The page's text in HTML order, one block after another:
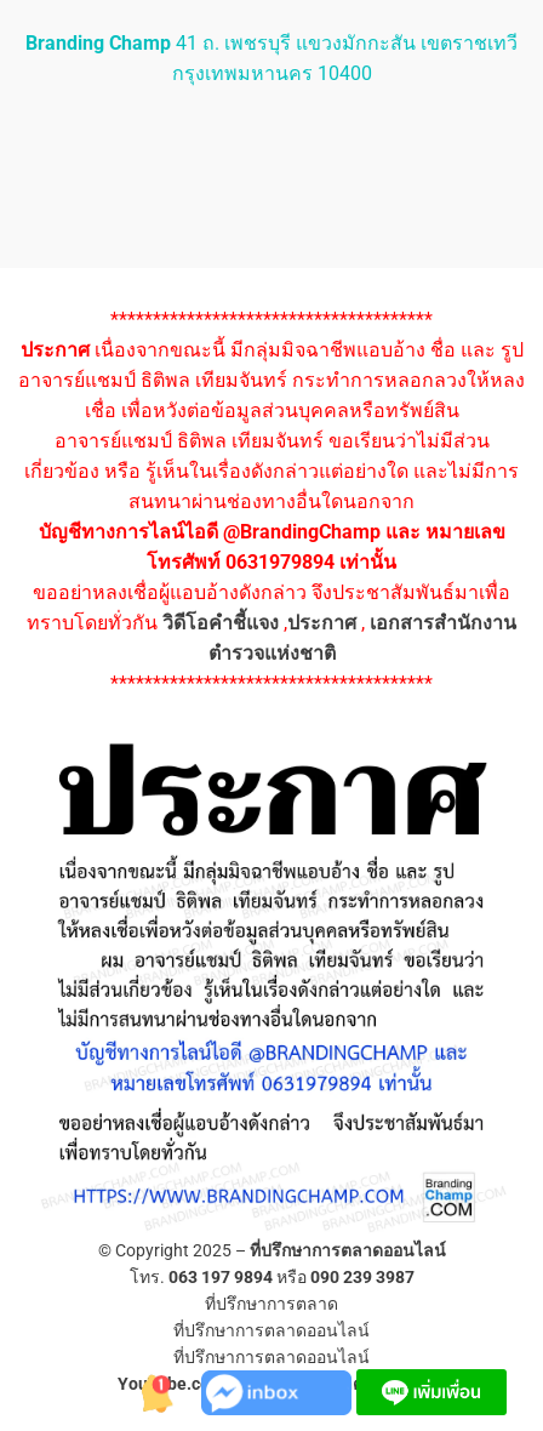
Branding Champ 41 ถ. เพชรบุรี แขวงมักกะสัน เขตราชเทวี
กรุงเทพมหานคร 10400
**************************************
ประกาศเนื่องจากขณะนี้ มีกลุ่มมิจฉาชีพแอบอ้าง ชื่อ และ รูป
อาจารย์แชมป์ ธิติพล เทียมจันทร์ กระทำการหลอกลวงให้หลง
เชื่อ เพื่อหวังต่อข้อมูลส่วนบุคคลหรือทรัพย์สิน
อาจารย์แชมป์ ธิติพล เทียมจันทร์ ขอเรียนว่าไม่มีส่วน
เกี่ยวข้อง หรือ รู้เห็นในเรื่องดังกล่าวแต่อย่างใด และไม่มีการ
สนทนาผ่านช่องทางอื่นใดนอกจาก
บัญชีทางการไลน์ไอดี @BrandingChamp และ หมายเลข
โทรศัพท์ 0631979894 เท่านั้น
ขออย่าหลงเชื่อผู้แอบอ้างดังกล่าว จึงประชาสัมพันธ์มาเพื่อ
ทราบโดยทั่วกัน วิดีโอคำชี้แจง ,ประกาศ, เอกสารสำนักงาน
ตำรวจแห่งชาติ
**************************************
© Copyright 2025 – ที่ปรึกษาการตลาดออนไลน์
โทร. 063 197 9894หรือ090 239 3987
ที่ปรึกษาการตลาด
ที่ปรึกษาการตลาดออนไลน์
ที่ปรึกษาการตลาดออนไลน์
YouTube.com/ที่ปรึกษาการตลาดออนไลน์